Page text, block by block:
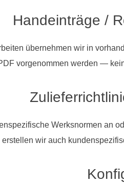
Handeinträge /
übernehmen wir in
vorgenommen werden —
Werksnormen an
erstellen wir auch